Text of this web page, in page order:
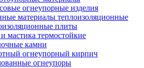
огнеупорные изделия
материалы теплоизоляционные
плиты
мастика термостойкие
камни
огнеупорный кирпич
огнеупоры